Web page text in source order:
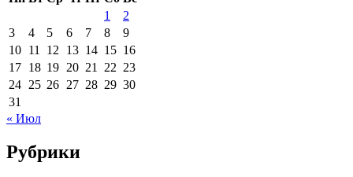
1
2
3
4 5 6 7 8
9
10 11 12 13 14 15 16
17 18 19 20 21 22 23
24 25 26 27 28 29 30
31
« Июл
Рубрики